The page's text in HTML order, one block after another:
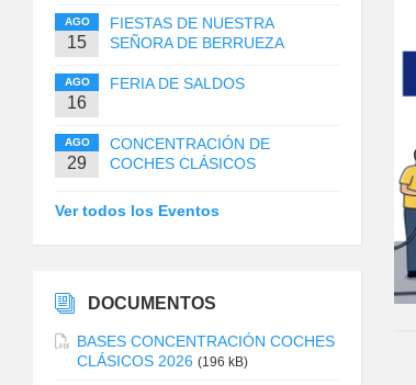
AGO
15
FIESTAS DE NUESTRA
SEÑORA DE BERRUEZA
AGO
16
FERIA DE SALDOS
AGO
29
CONCENTRACIÓN DE
COCHES CLÁSICOS
Ver todos los Eventos
DOCUMENTOS
BASES CONCENTRACIÓN COCHES
CLÁSICOS 2026 (196 kB)